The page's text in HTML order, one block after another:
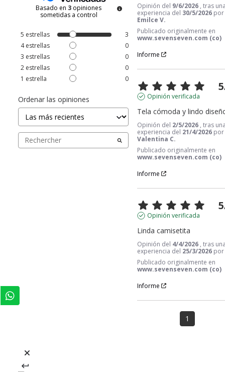
Basado en 3 opiniones
sometidas a control
5 estrellas
3
4estrellas
0
3 estrellas
0
2 estrellas
0
1 estrella 0
Ordenar las opiniones
Opinión del 9/6/2026 , tras
experiencia del 30/5/2026 por
Emilce V.
Publicado originalmente en
www.sevenseven.com (co)
Informe
5
Opinión verificada
Tela cómoda y lindo
Opinión del 2/5/2026 , tras
experiencia del 21/4/2026 por
Valentina C.
Publicado originalmente en
www.sevenseven.com (co)
Informe
5
Opinión verificada
Linda camisetita
Opinión del 4/4/2026 , tras
experiencia del 25/3/2026
Publicado originalmente en
www.sevenseven.com (co)
Informe
1